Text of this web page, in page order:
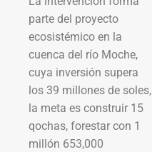
parte del proyecto
ecosistémico en la
cuenca del río Moche,
cuya inversión supera
los 39 millones de soles,
la meta es construir 15
qochas, forestar con 1
millón 653,000